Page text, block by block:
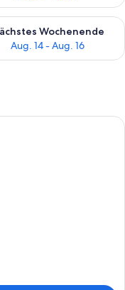
Aug. 7
Wochenende
Aug. 14 - Aug. 16
die Verfügbarkeit
Schlafzimmer mit